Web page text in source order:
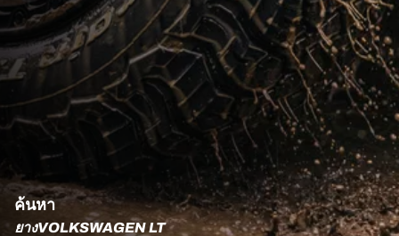
ค้นหา
ยางVOLKSWAGEN LT